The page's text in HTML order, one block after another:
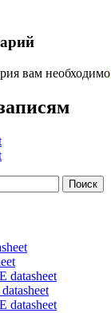
вам необходимо
datasheet
datasheet